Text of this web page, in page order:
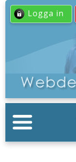
Logga in